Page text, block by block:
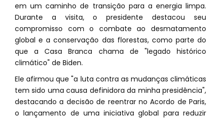
em um caminho de transição para a energia limpa.
Durante a visita, o presidente destacou seu
compromisso com o combate ao desmatamento
global e a conservação das florestas, como parte do
que a Casa Branca chama de "legado histórico
climático" de Biden.
Ele afirmou que "a luta contra as mudanças climáticas
tem sido uma causa definidora da minha presidência",
destacando a decisão de reentrar no Acordo de Paris,
o lançamento de uma iniciativa global para reduzir